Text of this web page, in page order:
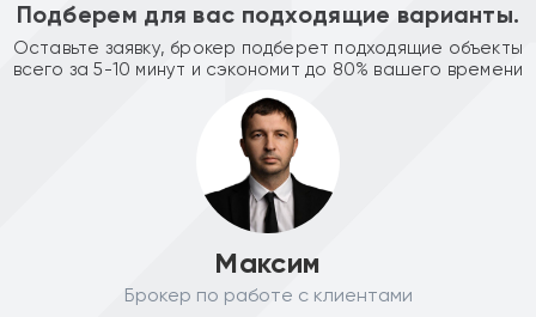
Подберем для вас подходящие варианты.
Оставьте заявку, брокер подберет подходящие объекты
всего за 5-10 минут и сэкономит до 80% вашего времени
Максим
Брокер по работе с клиентами